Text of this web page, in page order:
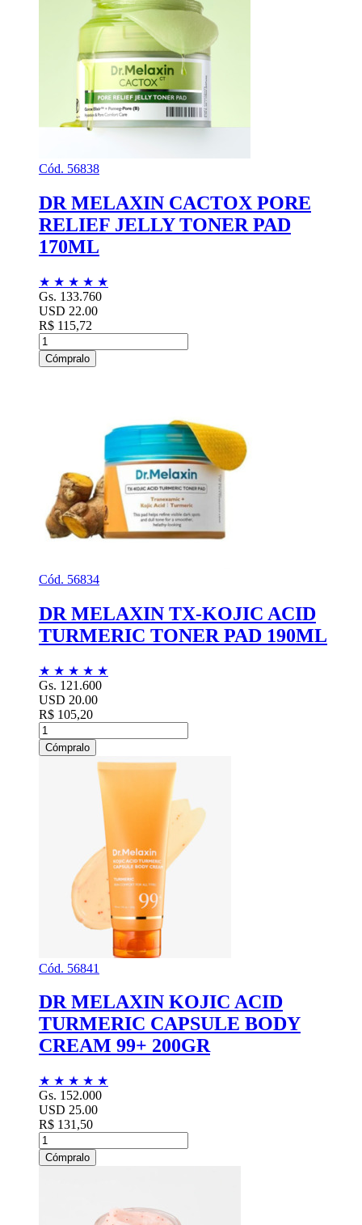
Cód. 56838
DR MELAXIN CACTOX PORE
RELIEF JELLY TONER PAD
170ML
★ ★ ★ ★ ★
Gs. 133.760
USD 22.00
R$ 115,72
Cómpralo
Cód. 56834
DR MELAXIN TX-KOJIC ACID
TURMERIC TONER PAD 190ML
★ ★ ★ ★ ★
Gs. 121.600
USD 20.00
R$ 105,20
Cómpralo
Cód. 56841
DR MELAXIN KOJIC ACID
TURMERIC CAPSULE BODY
CREAM 99+ 200GR
★ ★ ★ ★ ★
Gs. 152.000
USD 25.00
R$ 131,50
Cómpralo